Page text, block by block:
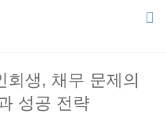
회생, 채무 문제의
성공 전략